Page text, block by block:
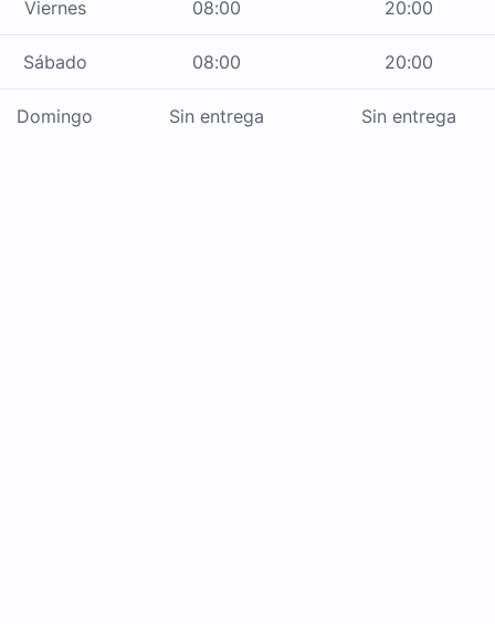
Viernes 08:00 20:00
Sábado 08:00 20:00
Domingo Sin entrega Sin entrega